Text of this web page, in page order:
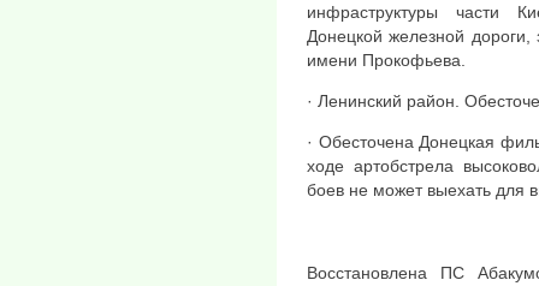
инфраструктуры части
Донецкой железной
имени Прокофьева.
· Ленинский район.
· Обесточена Донецкая
ходе артобстрела
боев не может выехать для
Восстановлена ПС